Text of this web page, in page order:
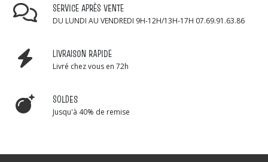
SERVICE APRÈS VENTE
DU LUNDI AU VENDREDI 9H-12H/13H-17H 07.69.91.63.86
LIVRAISON RAPIDE
Livré chez vous en 72h
SOLDES
Jusqu'à 40% de remise